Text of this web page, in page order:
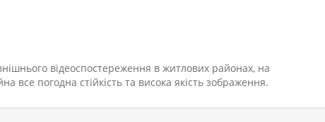
відеоспостереження в житлових районах, на
все погодна стійкість та висока якість зображення.